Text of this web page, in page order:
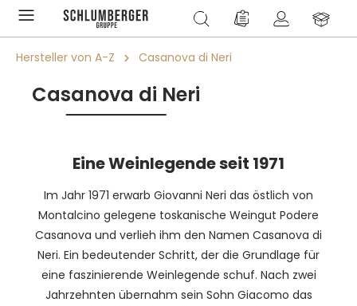
springen Du hast 0 Produkte
Hersteller von A-Z Casanova di Neri
Casanova di Neri
Eine Weinlegende seit 1971
Im Jahr 1971 erwarb Giovanni Neri das östlich von
Montalcino gelegene toskanische Weingut Podere
Casanova und verlieh ihm den Namen Casanova di
Neri. Ein bedeutender Schritt, der die Grundlage für
eine faszinierende Weinlegende schuf. Nach zwei
Jahrzehnten übernahm sein Sohn Giacomo das